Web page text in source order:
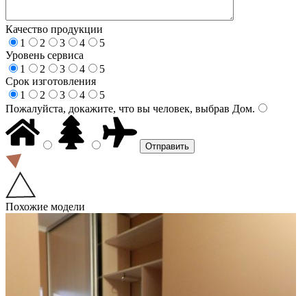
Качество продукции
1
2 3 4
5
Уровень сервиса
1
2 3 4
5
Срок изготовления
1
2 3 4
5
Пожалуйста, докажите, что вы человек, выбрав Дом.
Похожие модели